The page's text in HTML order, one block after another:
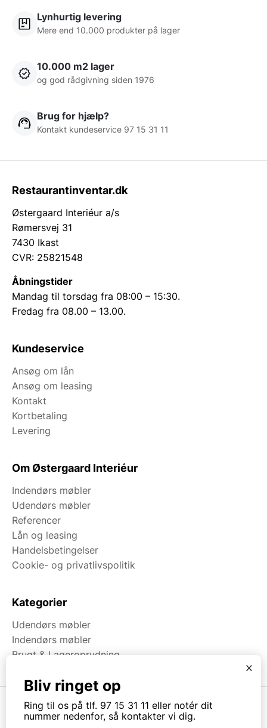
Lynhurtig levering
Mere end 10.000 produkter på lager
10.000 m2 lager
og god rådgivning siden 1976
Brug for hjælp?
Kontakt kundeservice 97 15 31 11
Restaurantinventar.dk
Østergaard Interiéur a/s
Rømersvej 31
7430 Ikast
CVR: 25821548
Åbningstider
Mandag til torsdag fra 08:00 – 15:30.
Fredag fra 08.00 – 13.00.
Kundeservice
Ansøg om lån
Ansøg om leasing
Kontakt
Kortbetaling
Levering
Om Østergaard Interiéur
Indendørs møbler
Udendørs møbler
Referencer
Lån og leasing
Handelsbetingelser
Cookie- og privatlivspolitik
Kategorier
Udendørs møbler
Indendørs møbler
Brugt & Lageroprydning
x
Bliv ringet op
Ring til os på tlf. 97 15 31 11 eller notér dit
nummer nedenfor, så kontakter vi dig.